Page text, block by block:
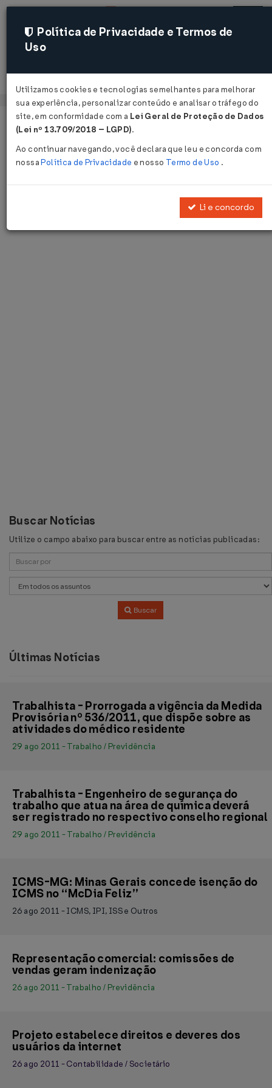
Acessar
Página Inicial Notícias
Notícias
Disponibilizamos as últimas notícias e destaques publicadas pelo
Buscar Notícias
Utilize o campo abaixo para buscar entre as notícias publicadas:
Buscar
Últimas Notícias
Trabalhista - Prorrogada a vigência da Medida
Provisória nº 536/2011, que dispõe sobre as
atividades do médico residente
29 ago 2011 - Trabalho / Previdência
Trabalhista - Engenheiro de segurança do
trabalho que atua na área de química deverá
ser registrado no respectivo conselho regional
29 ago 2011 - Trabalho / Previdência
ICMS-MG: Minas Gerais concede isenção do
ICMS no “McDia Feliz”
26 ago 2011 - ICMS, IPI, ISS e Outros
Representação comercial: comissões de
vendas geram indenização
26 ago 2011 - Trabalho / Previdência
Projeto estabelece direitos e deveres dos
usuários da internet
26 ago 2011 - Contabilidade / Societário
Política de Privacidade e Termos de
Uso
Utilizamos cookies e tecnologias semelhantes para melhorar
sua experiência, personalizar conteúdo e analisar o tráfego do
site, em conformidade com a Lei Geral de Proteção de Dados
(Lei nº 13.709/2018 – LGPD).
Ao continuar navegando, você declara que leu e concorda com
nossaPolítica de Privacidade e nosso Termo de Uso .
Li e concordo